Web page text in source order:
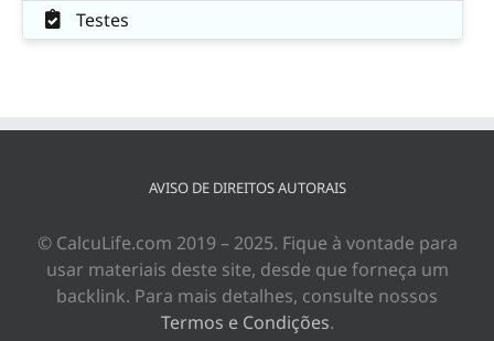
Testes
AVISO DE DIREITOS AUTORAIS
© CalcuLife.com 2019 – 2025. Fique à vontade para
usar materiais deste site, desde que forneça um
backlink. Para mais detalhes, consulte nossos
Termos e Condições.